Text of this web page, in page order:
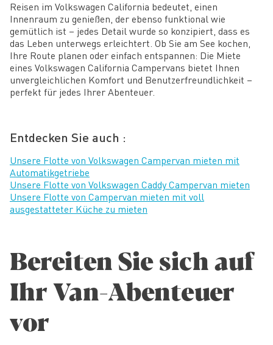
Reisen im Volkswagen California bedeutet, einen
Innenraum zu genießen, der ebenso funktional wie
gemütlich ist – jedes Detail wurde so konzipiert, dass es
das Leben unterwegs erleichtert. Ob Sie am See kochen,
Ihre Route planen oder einfach entspannen: Die Miete
eines Volkswagen California Campervans bietet Ihnen
unvergleichlichen Komfort und Benutzerfreundlichkeit –
perfekt für jedes Ihrer Abenteuer.
Entdecken Sie auch :
Unsere Flotte von Volkswagen Campervan mieten mit
Automatikgetriebe
Unsere Flotte von Volkswagen Caddy Campervan mieten
Unsere Flotte von Campervan mieten mit voll
ausgestatteter Küche zu mieten
Bereiten Sie sich auf
Ihr Van-Abenteuer
vor